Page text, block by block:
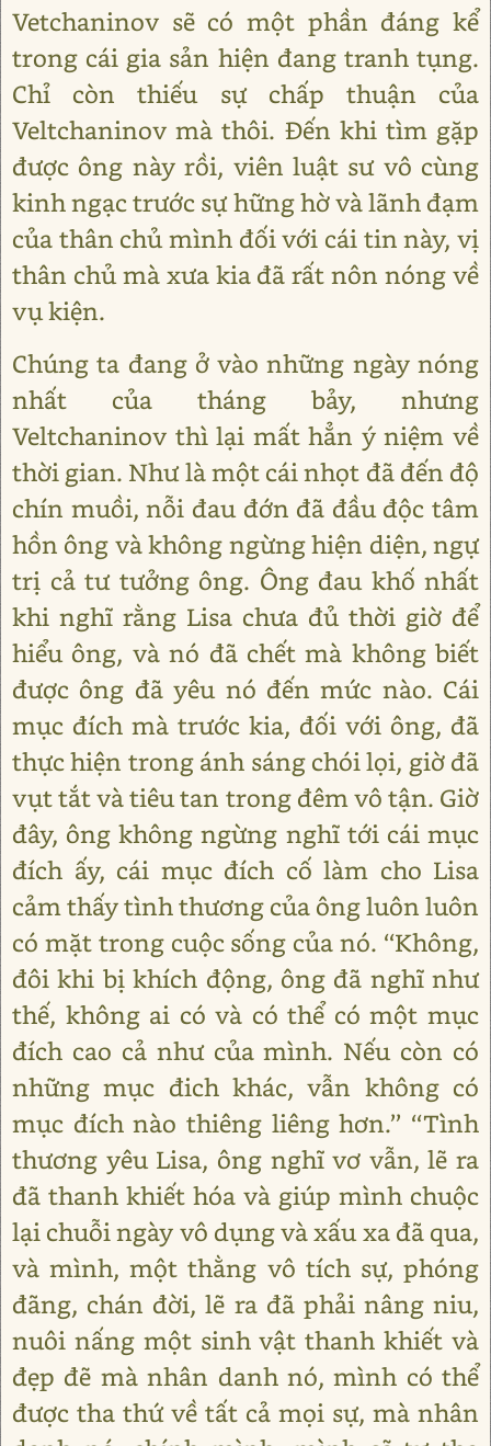
Vetchaninov sẽ có một phần đáng kể
trong cái gia sản hiện đang tranh tụng.
Chỉ còn thiếu sự chấp thuận của
Veltchaninov mà thôi. Đến khi tìm gặp
được ông này rồi, viên luật sư vô cùng
kinh ngạc trước sự hững hờ và lãnh đạm
của thân chủ mình đối với cái tin này, vị
thân chủ mà xưa kia đã rất nôn nóng về
vụ kiện.
Chúng ta đang ở vào những ngày nóng
nhất của tháng bảy, nhưng
Veltchaninov thì lại mất hẳn ý niệm về
thời gian. Như là một cái nhọt đã đến độ
chín muồi, nỗi đau đớn đã đầu độc tâm
hồn ông và không ngừng hiện diện, ngự
trị cả tư tưởng ông. Ông đau khố nhất
khi nghĩ rằng Lisa chưa đủ thời giờ để
hiểu ông, và nó đã chết mà không biết
được ông đã yêu nó đến mức nào. Cái
mục đích mà trước kia, đối với ông, đã
thực hiện trong ánh sáng chói lọi, giờ đã
vụt tắt và tiêu tan trong đêm vô tận. Giờ
đây, ông không ngừng nghĩ tới cái mục
đích ấy, cái mục đích cố làm cho Lisa
cảm thấy tình thương của ông luôn luôn
có mặt trong cuộc sống của nó. ‘‘Không,
đôi khi bị khích động, ông đã nghĩ như
thế, không ai có và có thể có một mục
đích cao cả như của mình. Nếu còn có
những mục đich khác, vẫn không có
mục đích nào thiêng liêng hơn.’’ ‘‘Tình
thương yêu Lisa, ông nghĩ vơ vẫn, lẽ ra
đã thanh khiết hóa và giúp mình chuộc
lại chuỗi ngày vô dụng và xấu xa đã qua,
và mình, một thằng vô tích sự, phóng
đãng, chán đời, lẽ ra đã phải nâng niu,
nuôi nấng một sinh vật thanh khiết và
đẹp đẽ mà nhân danh nó, mình có thể
được tha thứ về tất cả mọi sự, mà nhân